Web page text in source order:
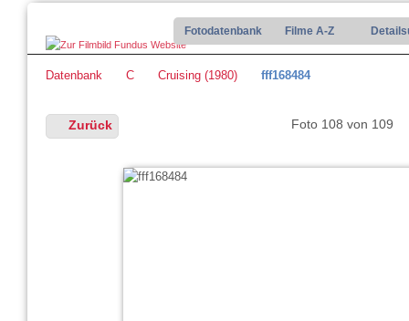
Fotodatenbank Filme A-Z
Datenbank C Cruising (1980) fff168484
Zurück Foto 108 von 109